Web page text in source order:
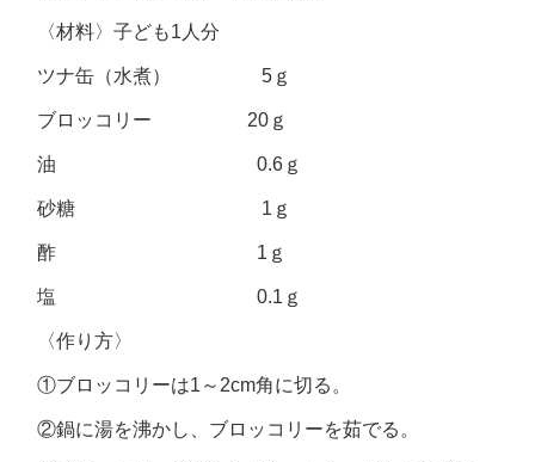
〈材料〉子ども1人分
ツナ缶（水煮） 5ｇ
ブロッコリー 20ｇ
油 0.6ｇ
砂糖 1ｇ
酢 1ｇ
塩 0.1ｇ
〈作り方〉
①ブロッコリーは1～2cm角に切る。
②鍋に湯を沸かし、ブロッコリーを茹でる。